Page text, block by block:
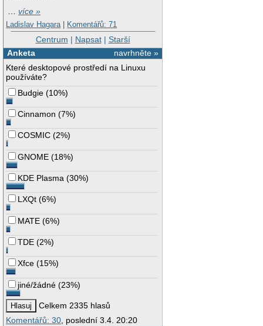
…více »
Ladislav Hagara | Komentářů: 71
Centrum | Napsat| Starší
navrhněte »
Anketa
Které desktopové prostředí na Linuxu
používáte?
Budgie (10%)
Cinnamon (7%)
COSMIC (2%)
GNOME (18%)
KDE Plasma (30%)
LXQt (6%)
MATE (6%)
TDE (2%)
Xfce (15%)
jiné/žádné (23%)
Celkem 2335 hlasů
Komentářů: 30, poslední 3.4. 20:20